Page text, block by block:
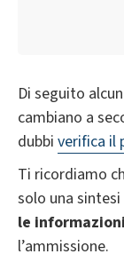
Di seguito
cambiano a
dubbi verifica il
Ti ricordiamo
solo una sintesi
le
l’ammissione.